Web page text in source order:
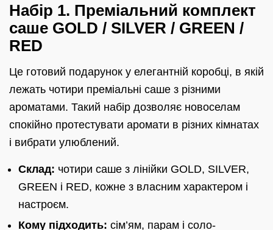
Набір 1. Преміальний комплект
саше GOLD / SILVER / GREEN /
RED
Це готовий подарунок у елегантній коробці, в якій
лежать чотири преміальні саше з різними
ароматами. Такий набір дозволяє новоселам
спокійно протестувати аромати в різних кімнатах
і вибрати улюблений.
Склад: чотири саше з лінійки GOLD, SILVER,
GREEN і RED, кожне з власним характером і
настроєм.
Кому підходить: сім’ям, парам і соло-